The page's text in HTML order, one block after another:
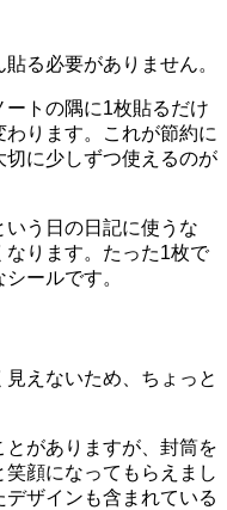
る必要がありません。
トの隅に1枚貼るだけ
ります。これが節約に
切に少しずつ使えるのが
いう日の日記に使うな
なります。たった1枚で
ールです。
えないため、ちょっと
がありますが、封筒を
顔になってもらえまし
ザインも含まれている